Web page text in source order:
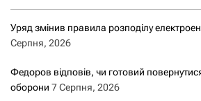
Уряд змінив правила розподілу
Серпня, 2026
Федоров відповів, чи готовий
оборони 7 Серпня, 2026